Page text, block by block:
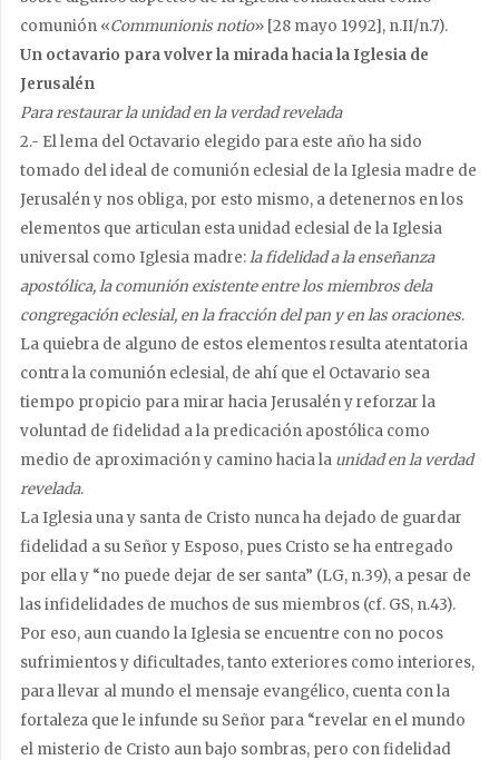
comunión «Communionis notio» [28 mayo 1992], n.II/n.7).
Un octavario para volver la mirada hacia la Iglesia de
Jerusalén
Para restaurar la unidad en la verdad revelada
2.- El lema del Octavario elegido para este año ha sido
tomado del ideal de comunión eclesial de la Iglesia madre de
Jerusalén y nos obliga, por esto mismo, a detenernos en los
elementos que articulan esta unidad eclesial de la Iglesia
universal como Iglesia madre:la fidelidad a la enseñanza
apostólica, la comunión existente entre los miembros dela
congregación eclesial, en la fracción del pan y en las oraciones.
La quiebra de alguno de estos elementos resulta atentatoria
contra la comunión eclesial, de ahí que el Octavario sea
tiempo propicio para mirar hacia Jerusalén y reforzar la
voluntad de fidelidad a la predicación apostólica como
medio de aproximación y camino hacia la unidad en la verdad
revelada.
La Iglesia una y santa de Cristo nunca ha dejado de guardar
fidelidad a su Señor y Esposo, pues Cristo se ha entregado
por ella y “no puede dejar de ser santa” (LG, n.39), a pesar de
las infidelidades de muchos de sus miembros (cf. GS, n.43).
Por eso, aun cuando la Iglesia se encuentre con no pocos
sufrimientos y dificultades, tanto exteriores como interiores,
para llevar al mundo el mensaje evangélico, cuenta con la
fortaleza que le infunde su Señor para “revelar en el mundo
el misterio de Cristo aun bajo sombras, pero con fidelidad